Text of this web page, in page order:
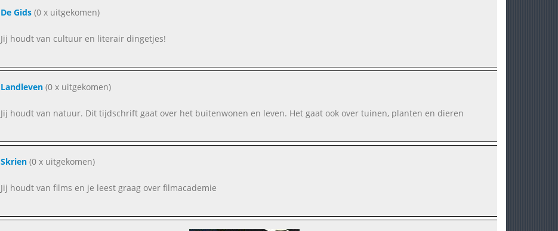
De Gids(0 x uitgekomen)
Jij houdt van cultuur en literair dingetjes!
Landleven(0 x uitgekomen)
Jij houdt van natuur. Dit tijdschrift gaat over het buitenwonen en leven. Het gaat ook over tuinen, planten en dieren
Skrien(0 x uitgekomen)
Jij houdt van films en je leest graag over filmacademie